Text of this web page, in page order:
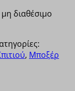
διαθέσιμο
, Μποξέρ